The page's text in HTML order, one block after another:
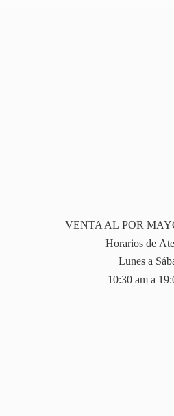
VENTA AL POR
Horarios de
Lunes a
10:30 am a 19: